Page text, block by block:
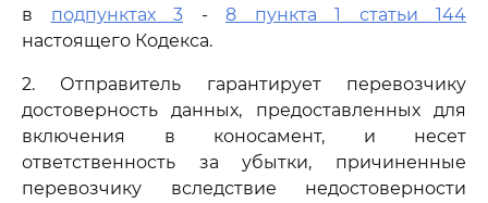
в подпунктах 3 - 8 пункта 1 статьи 144
настоящего Кодекса.
2. Отправитель гарантирует перевозчику
достоверность данных, предоставленных для
включения в коносамент, и несет
ответственность за убытки, причиненные
перевозчику вследствие недостоверности